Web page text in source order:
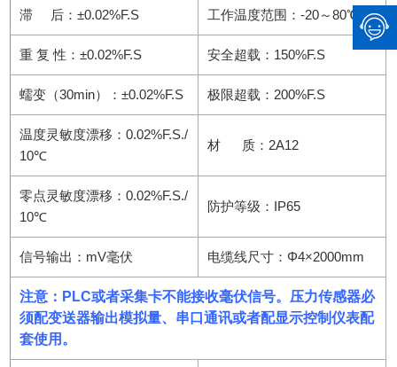
滞 后：±0.02%F.S 工作温度范围：-20～80℃
重 复 性：±0.02%F.S 安全超载：150%F.S
蠕变（30min）：±0.02%F.S 极限超载：200%F.S
温度灵敏度漂移：0.02%F.S./
10℃
材 质：2A12
零点灵敏度漂移：0.02%F.S./
10℃
防护等级：IP65
信号输出：mV毫伏 电缆线尺寸：Φ4×2000mm
注意：PLC或者采集卡不能接收毫伏信号。压力传感器必
须配变送器输出模拟量、串口通讯或者配显示控制仪表配
套使用。